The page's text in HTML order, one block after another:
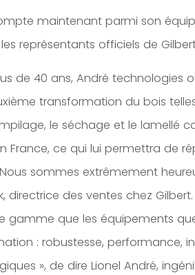
maintenant parmi son
représentants officiels de
de 40 ans, André technologies
transformation du bois
le séchage et le lamellé
France, ce qui lui permettra de
sommes extrêmement
directrice des ventes chez
gamme que les équipements
: robustesse, performance,
», de dire Lionel André,